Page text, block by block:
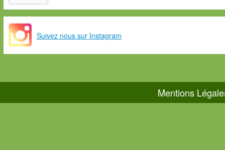
Suivez nous sur Instagram
Mentions